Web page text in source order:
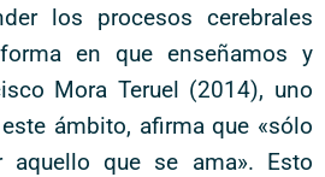
los procesos cerebrales
en que enseñamos y
Mora Teruel (2014), uno
ámbito, afirma que «sólo
aquello que se ama». Esto